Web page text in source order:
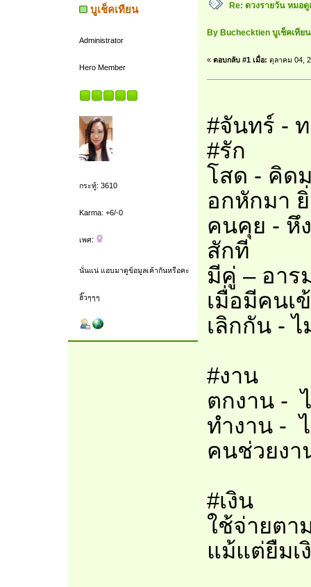
บูเช็คเทียน
Administrator
Hero Member
กระทู้: 3610
Karma: +6/-0
เพศ:
นั่นแน่ แอบมาดูข้อมูลเค้ากันหรือคะ
ฮิ๊วๆๆๆ
Re: ดวงรายวัน หมอ
By Buchecktien บูเช็คเที
« ตอบกลับ #1 เมื่อ: ตุลาคม 04,
#จันทร์ -
#รัก
โสด - คิด
อกหักมา
คนคุย - หึ
สักที
มีคู่ – อา
เมื่อมีคนเ
เลิกกัน -
#งาน
ตกงาน -
ทำงาน -
คนช่วยงา
#เงิน
ใช้จ่ายตา
แม้แต่ยืม